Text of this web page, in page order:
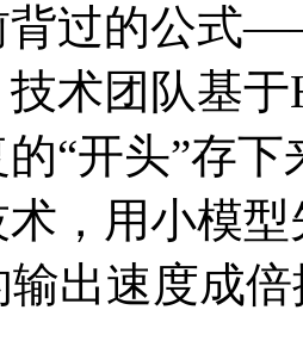
过的公式——
技术团队基
“开头”存下
，用小模
输出速度成